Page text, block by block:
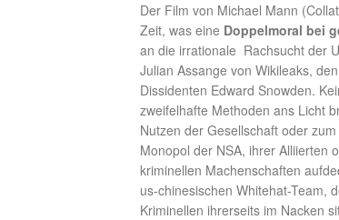
Der Film von Michael Mann
Zeit, was eine Doppelmoral bei
an die irrationale Rachsucht der
Julian Assange von Wikileaks,
Dissidenten Edward Snowden.
zweifelhafte Methoden ans Licht
Nutzen der Gesellschaft oder
Monopol der NSA, ihrer Alliierten
kriminellen Machenschaften
us-chinesischen Whitehat-Team,
Kriminellen ihrerseits im Nacken